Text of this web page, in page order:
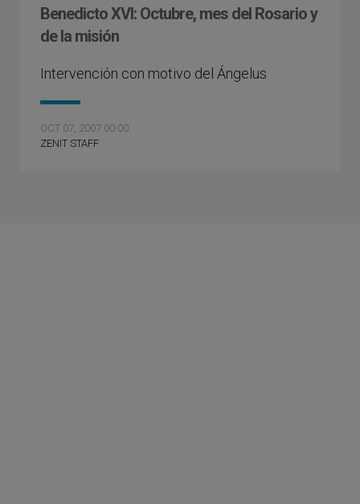
Benedicto XVI: Octubre, mes del Rosario y
de la misión
Intervención con motivo del Ángelus
OCT 07, 2007 00:00
ZENIT STAFF